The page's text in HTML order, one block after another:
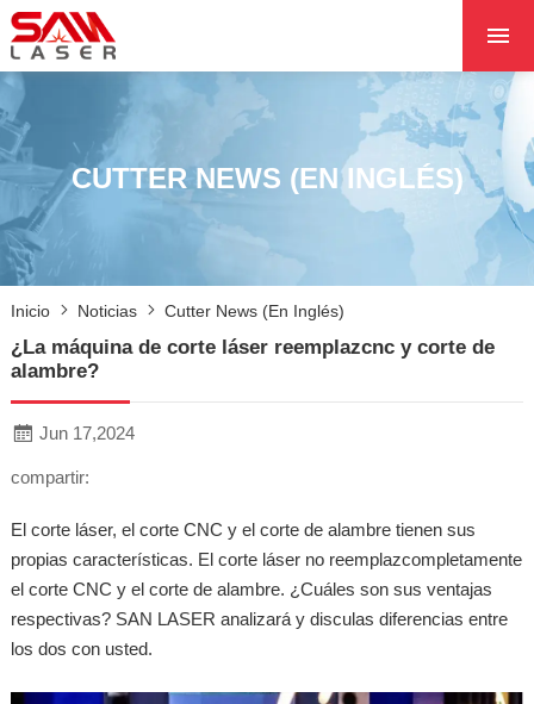
SOBRE NOSOTROS
PRODUCTOS
PROYECTOS
NOTICIAS
CUTTER NEWS (EN INGLÉS)
Inicio Noticias Cutter News (en Inglés)
¿La máquina de corte láser reemplazcnc y corte de
alambre?
Jun 17,2024
compartir:
El corte láser, el corte CNC y el corte de alambre tienen sus
propias características. El corte láser no reemplazcompletamente
el corte CNC y el corte de alambre. ¿Cuáles son sus ventajas
respectivas? SAN LASER analizará y disculas diferencias entre
los dos con usted.